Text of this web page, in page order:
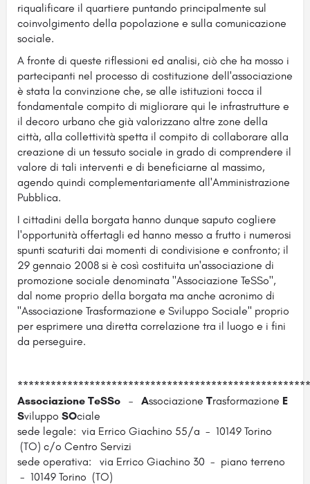
riqualificare il quartiere puntando principalmente sul
coinvolgimento della popolazione e sulla comunicazione
sociale.
A fronte di queste riflessioni ed analisi, ciò che ha mosso i
partecipanti nel processo di costituzione dell'associazione
è stata la convinzione che, se alle istituzioni tocca il
fondamentale compito di migliorare qui le infrastrutture e
il decoro urbano che già valorizzano altre zone della
città, alla collettività spetta il compito di collaborare alla
creazione di un tessuto sociale in grado di comprendere il
valore di tali interventi e di beneficiarne al massimo,
agendo quindi complementariamente all'Amministrazione
Pubblica.
I cittadini della borgata hanno dunque saputo cogliere
l'opportunità offertagli ed hanno messo a frutto i numerosi
spunti scaturiti dai momenti di condivisione e confronto; il
29 gennaio 2008 si è così costituita un'associazione di
promozione sociale denominata "Associazione TeSSo",
dal nome proprio della borgata ma anche acronimo di
"Associazione Trasformazione e Sviluppo Sociale" proprio
per esprimere una diretta correlazione tra il luogo e i fini
da perseguire.
Associazione TeSSo
– Associazione Trasformazione E
Sviluppo SOciale
sede legale: via Errico Giachino 55/a - 10149 Torino
(TO) c/o Centro Servizi
sede operativa: via Errico Giachino 30 - piano terreno
- 10149 Torino (TO)